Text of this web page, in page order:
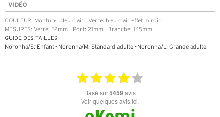
VIDÉO
COULEUR: Monture: bleu clair - Verre: bleu clair effet miroir
MESURES: Verre: 52mm - Pont: 21mm - Branche: 145mm
GUIDE DES TAILLES
Noronha/S: Enfant - Noronha/M: Standard adulte - Noronha/L: Grande adulte
basé sur5459 avis
Voir quelques avis ici.